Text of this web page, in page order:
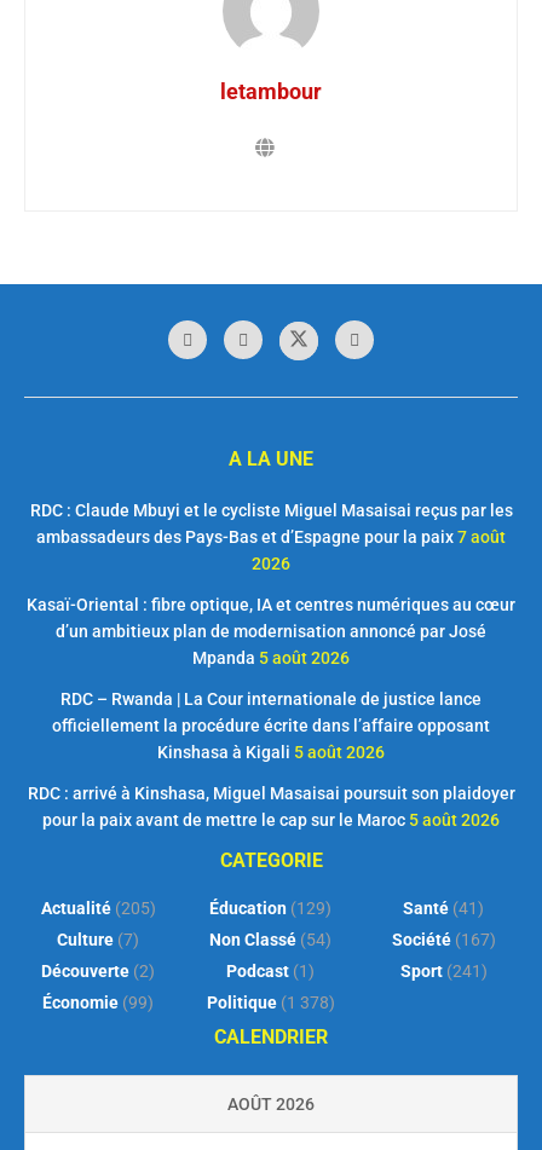
letambour
A LA UNE
RDC : Claude Mbuyi et le cycliste Miguel Masaisai reçus par les
ambassadeurs des Pays-Bas et d’Espagne pour la paix7 août
2026
Kasaï-Oriental : fibre optique, IA et centres numériques au cœur
d’un ambitieux plan de modernisation annoncé par José
Mpanda 5 août 2026
RDC – Rwanda | La Cour internationale de justice lance
officiellement la procédure écrite dans l’affaire opposant
Kinshasa à Kigali 5 août 2026
RDC : arrivé à Kinshasa, Miguel Masaisai poursuit son plaidoyer
pour la paix avant de mettre le cap sur le Maroc 5 août 2026
CATEGORIE
Actualité(205)
Culture (7)
Découverte (2)
Économie (99)
Éducation (129)
Non Classé (54)
Podcast (1)
Politique(1 378)
Santé (41)
Société(167)
Sport(241)
CALENDRIER
AOÛT 2026